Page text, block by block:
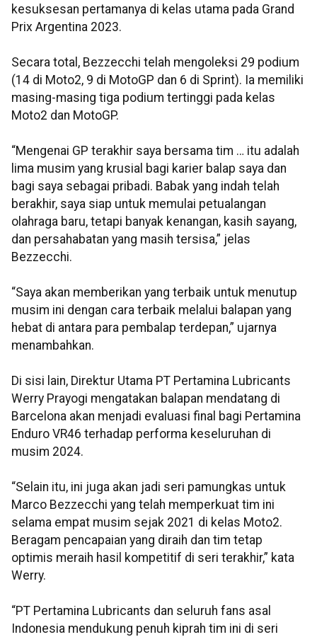
kesuksesan pertamanya di kelas utama pada Grand
Prix Argentina 2023.
Secara total, Bezzecchi telah mengoleksi 29 podium
(14 di Moto2, 9 di MotoGP dan 6 di Sprint). Ia memiliki
masing-masing tiga podium tertinggi pada kelas
Moto2 dan MotoGP.
“Mengenai GP terakhir saya bersama tim … itu adalah
lima musim yang krusial bagi karier balap saya dan
bagi saya sebagai pribadi. Babak yang indah telah
berakhir, saya siap untuk memulai petualangan
olahraga baru, tetapi banyak kenangan, kasih sayang,
dan persahabatan yang masih tersisa,” jelas
Bezzecchi.
“Saya akan memberikan yang terbaik untuk menutup
musim ini dengan cara terbaik melalui balapan yang
hebat di antara para pembalap terdepan,” ujarnya
menambahkan.
Di sisi lain, Direktur Utama PT Pertamina Lubricants
Werry Prayogi mengatakan balapan mendatang di
Barcelona akan menjadi evaluasi final bagi Pertamina
Enduro VR46 terhadap performa keseluruhan di
musim 2024.
“Selain itu, ini juga akan jadi seri pamungkas untuk
Marco Bezzecchi yang telah memperkuat tim ini
selama empat musim sejak 2021 di kelas Moto2.
Beragam pencapaian yang diraih dan tim tetap
optimis meraih hasil kompetitif di seri terakhir,” kata
Werry.
“PT Pertamina Lubricants dan seluruh fans asal
Indonesia mendukung penuh kiprah tim ini di seri